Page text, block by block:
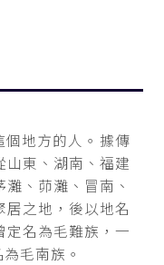
個地方的人。據傳
山東、湖南、福建
、茆灘、冒南、
之地，後以地名
定名為毛難族，一
毛南族。